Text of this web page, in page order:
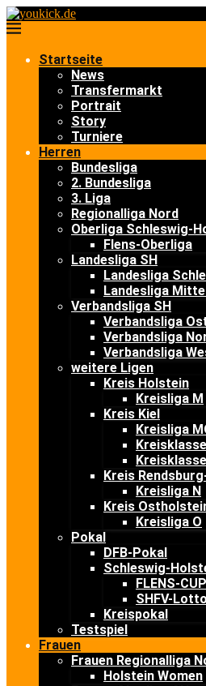
Startseite
News
Transfermarkt
Portrait
Story
Turniere
Herren
Bundesliga
2. Bundesliga
3. Liga
Regionalliga Nord
Oberliga Schleswig-
Flens-Oberliga
Landesliga SH
Landesliga
Landesliga
Verbandsliga SH
Verbandsliga
Verbandsliga
Verbandsliga
weitere Ligen
Kreis Holstein
Kreisliga M
Kreis Kiel
Kreisliga
Kreis
Kreisliga N
Kreis
Kreisliga O
Pokal
DFB-Pokal
Schleswig-
FLENS-CUP
SHFV-
Kreispokal
Testspiel
Frauen
Frauen Regionalliga
Holstein Women